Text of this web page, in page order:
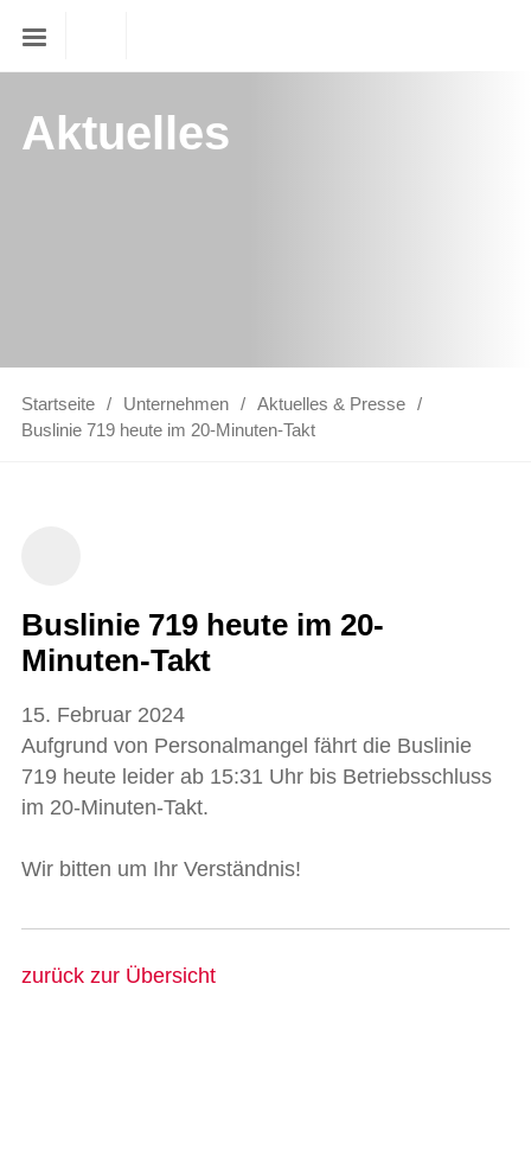
Aktuelles
Startseite Unternehmen
Aktuelles & Presse
Buslinie 719 heute im 20-Minuten-Takt
Buslinie 719 heute im 20-
Minuten-Takt
15. Februar 2024
Aufgrund von Personalmangel fährt die Buslinie
719 heute leider ab 15:31 Uhr bis Betriebsschluss
im 20-Minuten-Takt.
Wir bitten um Ihr Verständnis!
zurück zur Übersicht